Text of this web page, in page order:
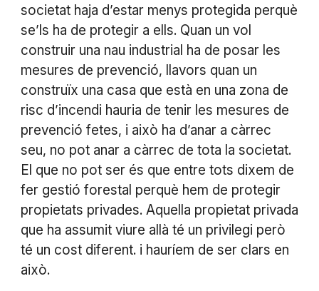
societat haja d’estar menys protegida perquè
se’ls ha de protegir a ells. Quan un vol
construir una nau industrial ha de posar les
mesures de prevenció, llavors quan un
construïx una casa que està en una zona de
risc d’incendi hauria de tenir les mesures de
prevenció fetes, i això ha d’anar a càrrec
seu, no pot anar a càrrec de tota la societat.
El que no pot ser és que entre tots dixem de
fer gestió forestal perquè hem de protegir
propietats privades. Aquella propietat privada
que ha assumit viure allà té un privilegi però
té un cost diferent. i hauríem de ser clars en
això.